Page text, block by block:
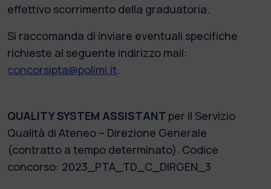
effettivo scorrimento della graduatoria.
Si raccomanda di inviare eventuali specifiche
richieste al seguente indirizzo mail:
concorsipta@polimi.it.
QUALITY SYSTEM ASSISTANT per il Servizio
Qualità di Ateneo – Direzione Generale
(contratto a tempo determinato). Codice
concorso: 2023_PTA_TD_C_DIRGEN_3